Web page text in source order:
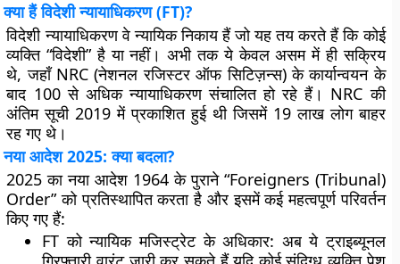
क्या हैं विदेशी न्यायाधिकरण (FT)?
विदेशी न्यायाधिकरण वे न्यायिक निकाय हैं जो यह तय करते हैं कि कोई
व्यक्ति “विदेशी” है या नहीं। अभी तक ये केवल असम में ही सक्रिय
थे, जहाँ NRC (नेशनल रजिस्टर ऑफ सिटिज़न्स) के कार्यान्वयन के
बाद 100 से अधिक न्यायाधिकरण संचालित हो रहे हैं। NRC की
अंतिम सूची 2019 में प्रकाशित हुई थी जिसमें 19 लाख लोग बाहर
रह गए थे।
नया आदेश 2025: क्या बदला?
2025 का नया आदेश 1964 के पुराने “Foreigners (Tribunal)
Order” को प्रतिस्थापित करता है और इसमें कई महत्वपूर्ण परिवर्तन
किए गए हैं:
FT को न्यायिक मजिस्ट्रेट के अधिकार: अब ये ट्राइब्यूनल